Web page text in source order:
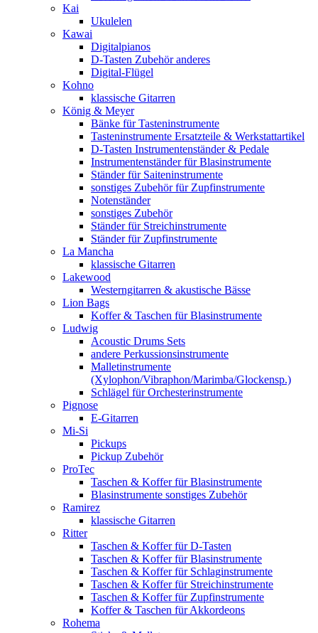
Kai
Ukulelen
Kawai
Digitalpianos
D-Tasten Zubehör anderes
Digital-Flügel
Kohno
klassische Gitarren
König & Meyer
Bänke für Tasteninstrumente
Tasteninstrumente Ersatzteile & Werkstattartikel
D-Tasten Instrumentenständer & Pedale
Instrumentenständer für Blasinstrumente
Ständer für Saiteninstrumente
sonstiges Zubehör für Zupfinstrumente
Notenständer
sonstiges Zubehör
Ständer für Streichinstrumente
Ständer für Zupfinstrumente
La Mancha
klassische Gitarren
Lakewood
Westerngitarren & akustische Bässe
Lion Bags
Koffer & Taschen für Blasinstrumente
Ludwig
Acoustic Drums Sets
andere Perkussionsinstrumente
Malletinstrumente
(Xylophon/Vibraphon/Marimba/Glockensp.)
Schlägel für Orchesterinstrumente
Pignose
E-Gitarren
Mi-Si
Pickups
Pickup Zubehör
ProTec
Taschen & Koffer für Blasinstrumente
Blasinstrumente sonstiges Zubehör
Ramirez
klassische Gitarren
Ritter
Taschen & Koffer für D-Tasten
Taschen & Koffer für Blasinstrumente
Taschen & Koffer für Schlaginstrumente
Taschen & Koffer für Streichinstrumente
Taschen & Koffer für Zupfinstrumente
Koffer & Taschen für Akkordeons
Rohema